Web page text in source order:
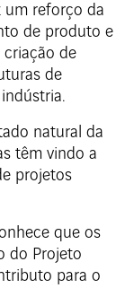
um reforço da
de produto e
de
de
natural da
têm vindo a
projetos
que os
do Projeto
para o